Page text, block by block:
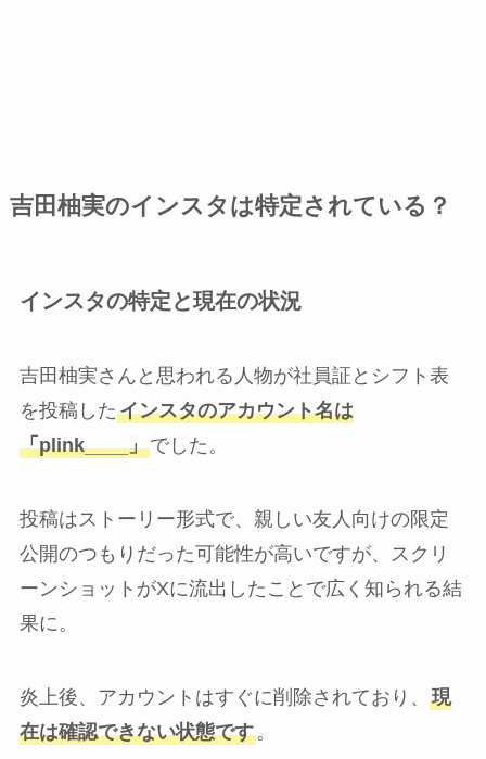
吉田柚実のインスタは特定されている？
インスタの特定と現在の状況
吉田柚実さんと思われる人物が社員証とシフト表
を投稿したインスタのアカウント名は
「plink____」でした。
投稿はストーリー形式で、親しい友人向けの限定
公開のつもりだった可能性が高いですが、スクリ
ーンショットがXに流出したことで広く知られる結
果に。
炎上後、アカウントはすぐに削除されており、 現
在は確認できない状態です。